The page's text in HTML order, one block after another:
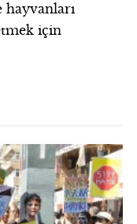
hayvanları
için